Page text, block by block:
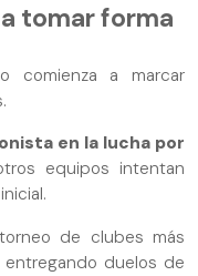
tomar forma
comienza a marcar
en la lucha por
equipos intentan
de clubes más
duelos de